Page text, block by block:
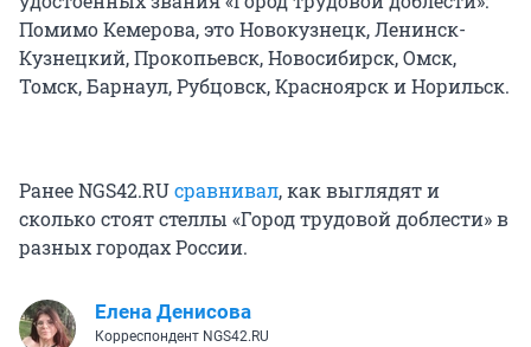
Помимо Кемерова, это Новокузнецк, Ленинск-
Кузнецкий, Прокопьевск, Новосибирск, Омск,
Томск, Барнаул, Рубцовск, Красноярск и Норильск.
Ранее NGS42.RUсравнивал, как выглядят и
сколько стоят стеллы «Город трудовой доблести» в
разных городах России.
Елена Денисова
Корреспондент NGS42.RU